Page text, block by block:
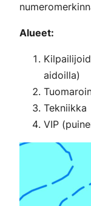
Alueet:
aidoilla)
Tekniikka
VIP